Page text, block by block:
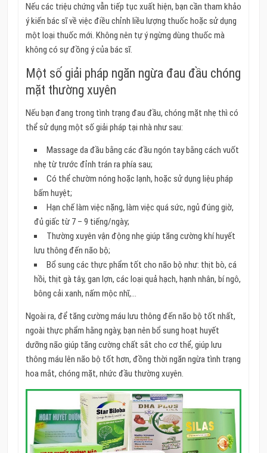
Nếu các triệu chứng vẫn tiếp tục xuất hiện, bạn cần tham khảo
ý kiến bác sĩ về việc điều chỉnh liều lượng thuốc hoặc sử dụng
một loại thuốc mới. Không nên tự ý ngừng dùng thuốc mà
không có sự đồng ý của bác sĩ.
Một số giải pháp ngăn ngừa đau đầu chóng
mặt thường xuyên
Nếu bạn đang trong tình trạng đau đầu, chóng mặt nhẹ thì có
thể sử dụng một số giải pháp tại nhà như sau:
Massage da đầu bằng các đầu ngón tay bằng cách vuốt
nhẹ từ trước đỉnh trán ra phía sau;
Có thể chườm nóng hoặc lạnh, hoặc sử dụng liệu pháp
bấm huyệt;
Hạn chế làm việc nặng, làm việc quá sức, ngủ đúng giờ,
đủ giấc từ 7 – 9 tiếng/ngày;
Thường xuyên vận động nhẹ giúp tăng cường khí huyết
lưu thông đến não bộ;
Bổ sung các thực phẩm tốt cho não bộ như: thịt bò, cá
hồi, thịt gà tây, gan lợn, các loại quả hạch, hạnh nhân, bí ngô,
bông cải xanh, nấm mộc nhĩ,…
Ngoài ra, để tăng cường máu lưu thông đến não bộ tốt nhất,
ngoài thực phẩm hằng ngày, bạn nên bổ sung hoạt huyết
dưỡng não giúp tăng cường chất sắt cho cơ thể, giúp lưu
thông máu lên não bộ tốt hơn, đồng thời ngăn ngừa tình trạng
hoa mắt, chóng mặt, nhức đầu thường xuyên.